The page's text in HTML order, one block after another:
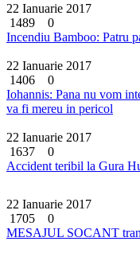
22 Ianuarie 2017
1489
0
Incendiu Bamboo: Patru
22 Ianuarie 2017
1406
0
Iohannis: Pana nu vom
va fi mereu in pericol
22 Ianuarie 2017
1637
0
Accident teribil la Gura
22 Ianuarie 2017
1705
0
MESAJUL SOCANT